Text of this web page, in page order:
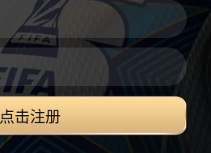
点击注册